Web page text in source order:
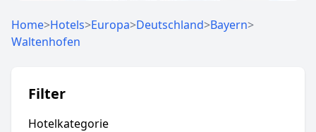
Home>Hotels>Europa>Deutschland>Bayern>
Waltenhofen
Filter
Hotelkategorie